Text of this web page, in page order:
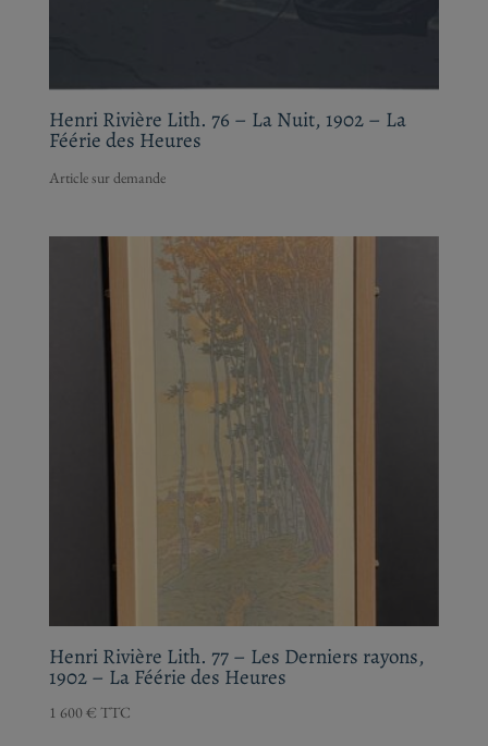
Féérie des Heures